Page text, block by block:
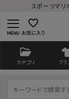
スポーツマ
favorite_border
お気に入り
カテゴリ ブラ